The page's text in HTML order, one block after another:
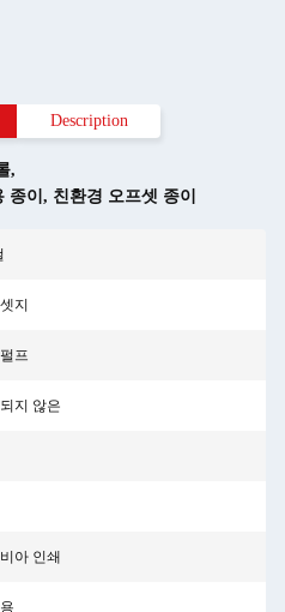
Description
,
종이 , 친환경 오프셋 종이
지
프
지 않은
아 인쇄